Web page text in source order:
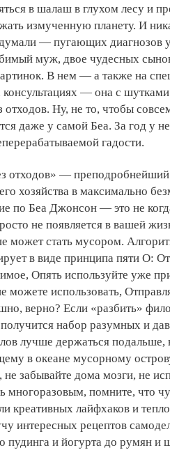
в шалаш в глухом лесу и
измученную планету. И
— пугающих диагнозов
муж, двое чудесных
В нем — а также на
консультациях — она с
отходов. Ну, не то, чтобы
даже у самой Беа. За год у
гадости.
отходов» —
хозяйства в максимально
по Беа Джонсон — это не
не появляется в вашей
может стать мусором.
в виде принципа пяти О:
Опять используйте уже
можете использовать,
верно? Если «разбить»
набор разумных и
лучше держаться подальше,
в океане мусорному
не забывайте дома мозги, не
многоразовым, помните, что
креативных лайфхаков и
интересных рецептов
пудинга и йогурта до румян